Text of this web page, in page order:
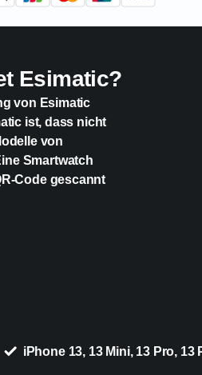
Esimatic?
von Esimatic
ist, dass nicht
von
Smartwatch
Code gescannt
iPhone 13, 13 Mini, 13 Pro, 13